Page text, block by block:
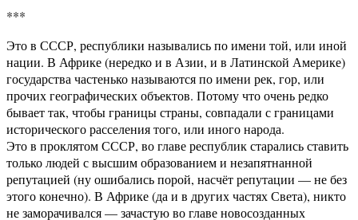
***
Это в СССР, республики назывались по имени той, или иной
нации. В Африке (нередко и в Азии, и в Латинской Америке)
государства частенько называются по имени рек, гор, или
прочих географических объектов. Потому что очень редко
бывает так, чтобы границы страны, совпадали с границами
исторического расселения того, или иного народа.
Это в проклятом СССР, во главе республик старались ставить
только людей с высшим образованием и незапятнанной
репутацией (ну ошибались порой, насчёт репутации — не без
этого конечно). В Африке (да и в других частях Света), никто
не заморачивался — зачастую во главе новосозданных